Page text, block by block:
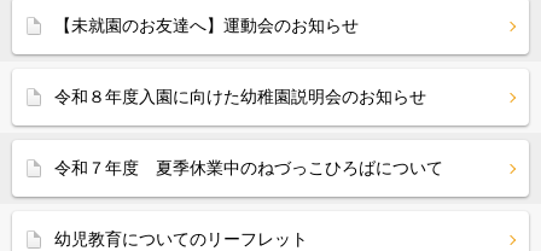
【未就園のお友達へ】運動会のお知らせ
令和８年度入園に向けた幼稚園説明会のお知らせ
令和７年度 夏季休業中のねづっこひろばについて
幼児教育についてのリーフレット